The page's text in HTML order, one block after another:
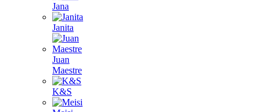
Jana
Janita
Juan
Maestre
K&S